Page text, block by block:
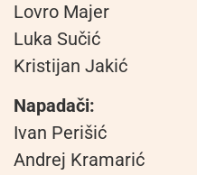
Lovro Majer
Luka Sučić
Kristijan Jakić
Napadači:
Ivan Perišić
Andrej Kramarić